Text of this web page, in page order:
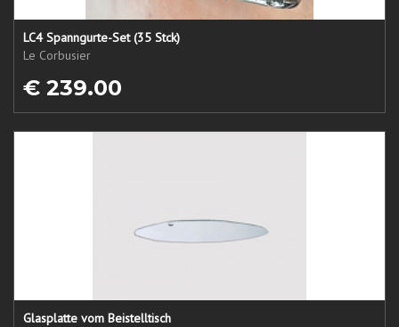
LC4 Spanngurte-Set (35 Stck)
Le Corbusier
€ 239.00
Glasplatte vom Beistelltisch